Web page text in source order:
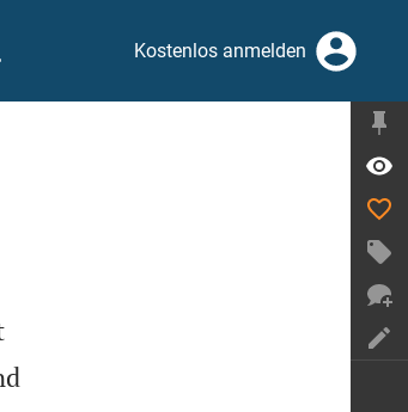
suchen
Kostenlos anmelden